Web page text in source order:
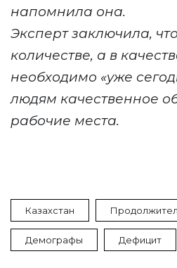
напомнила она.
Эксперт заключила,
количестве, а в
необходимо «уже
людям качественное
рабочие места.
Казахстан
Демографы Дефицит